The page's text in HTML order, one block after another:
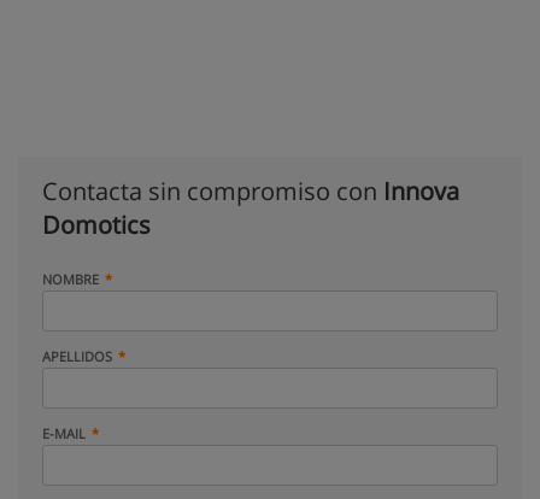
Contacta sin compromiso con Innova
Domotics
NOMBRE
APELLIDOS
E-MAIL